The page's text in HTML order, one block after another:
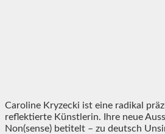
Caroline Kryzecki ist eine radikal
reflektierte Künstlerin. Ihre neue
Non(sense) betitelt – zu deutsch